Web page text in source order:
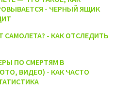
- ЧЕРНЫЙ ЯЩИК
САМОЛЕТА? - КАК ОТСЛЕДИТЬ
ПО СМЕРТЯМ В
ВИДЕО) - КАК ЧАСТО